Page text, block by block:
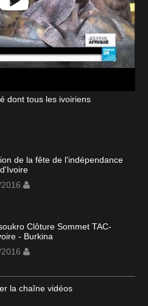
dont tous les ivoiriens
de la fête de l'indépendance
Clôture Sommet TAC-
- Burkina
la chaîne vidéos